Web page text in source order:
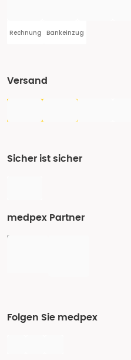
Rechnung Bankeinzug
Versand
Sicher ist sicher
medpex Partner
Folgen Sie medpex